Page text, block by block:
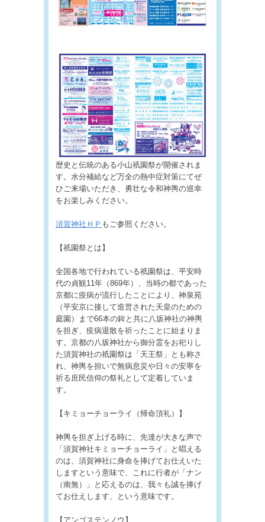
歴史と伝統のある小山祇園祭が開催されま
す。水分補給など万全の熱中症対策にてぜ
ひご来場いただき、勇壮な令和神輿の巡幸
をお楽しみください。
須賀神社ＨＰ もご参照ください。
【祇園祭とは】
全国各地で行われている祇園祭は、平安時
代の貞観11年（869年）、当時の都であった
京都に疫病が流行したことにより、神泉苑
（平安京に接して造営された天皇のための
庭園）まで66本の鉾と共に八坂神社の神輿
を担ぎ、疫病退散を祈ったことに始まりま
す。京都の八坂神社から御分霊をお祀りし
た須賀神社の祇園祭は「天王祭」とも称さ
れ、神輿を担いで無病息災や日々の安寧を
祈る庶民信仰の祭礼として定着していま
す。
【キミョーチョーライ（帰命頂礼）】
神輿を担ぎ上げる時に、先達が大きな声で
「須賀神社キミョーチョーライ」と唱える
のは、須賀神社に身命を捧げてお仕えいた
しますという意味で、これに行者が「ナン
（南無）」と応えるのは、我々も誠を捧げ
てお仕えします、という意味です。